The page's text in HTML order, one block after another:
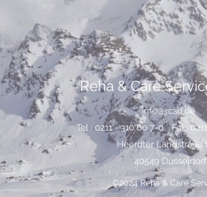
Reha & Care
info@rcsd.de
Tel : 0211 - 310 60 7-0
Fax:
Heerdter Landstraße
40549 Düsseldorf
©2024 Reha & Care